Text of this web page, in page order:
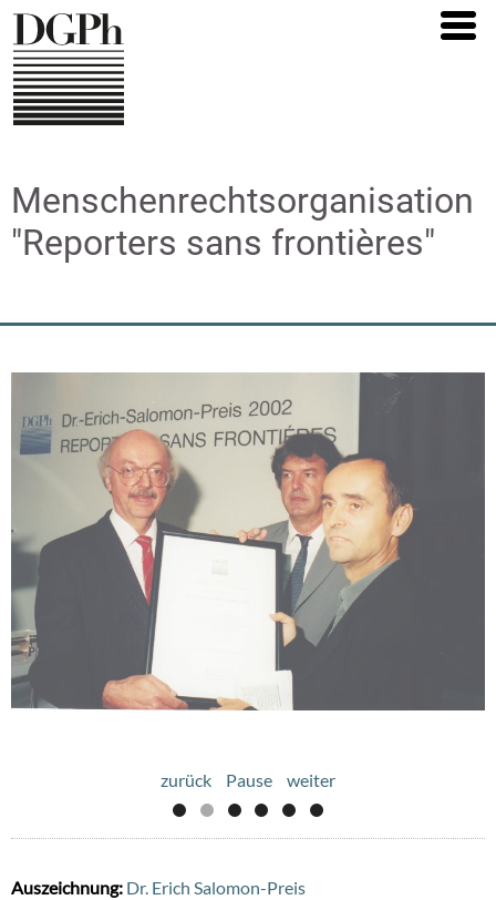
Direkt
zum
Inhalt
Menschenrechtsorganisation
"Reporters sans frontières"
zurück Pause weiter
Auszeichnung: Dr. Erich Salomon-Preis